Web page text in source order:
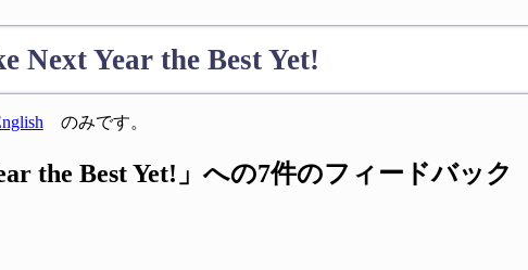
Next Year the Best Yet!
のみです。
the Best Yet! 」への7件のフィードバック